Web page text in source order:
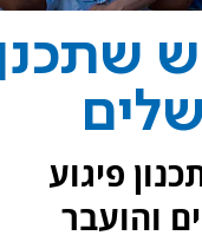
פיגוע
והועבר